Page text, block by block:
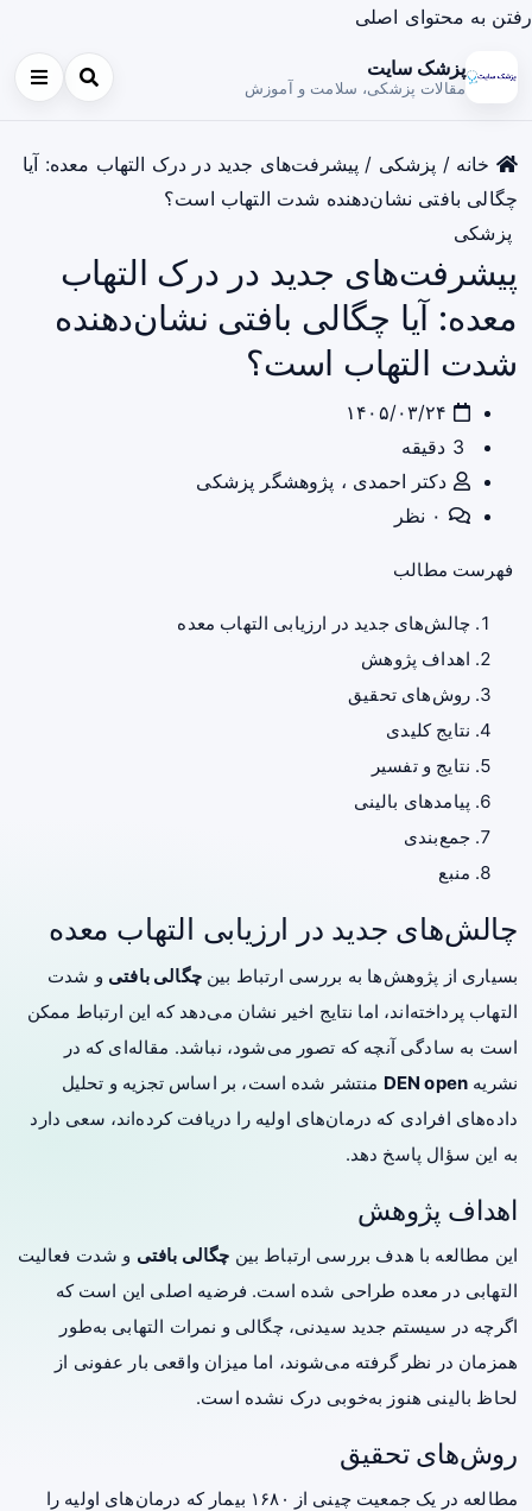
رفتن به محتوای اصلی
پزشک سایت
مقالات پزشکی، سلامت و آموزش
خانه / پزشکی / پیشرفت‌های جدید در درک التهاب معده: آیا
چگالی بافتی نشان‌دهنده شدت التهاب است؟
پزشکی
پیشرفت‌های جدید در درک التهاب
معده: آیا چگالی بافتی نشان‌دهنده
شدت التهاب است؟
دکتر احمدی ، پژوهشگر پزشکی
فهرست مطالب
چالش‌های جدید در ارزیابی التهاب معده
اهداف پژوهش
روش‌های تحقیق
نتایج کلیدی
نتایج و تفسیر
پیامدهای بالینی
جمع‌بندی
منبع
چالش‌های جدید در ارزیابی التهاب معده
بسیاری از پژوهش‌ها به بررسی ارتباط بینچگالی بافتی و شدت
التهاب پرداخته‌اند، اما نتایج اخیر نشان می‌دهد که این ارتباط ممکن
است به سادگی آنچه که تصور می‌شود، نباشد. مقاله‌ای که در
نشریه DEN open منتشر شده است، بر اساس تجزیه و تحلیل
داده‌های افرادی که درمان‌های اولیه را دریافت کرده‌اند، سعی دارد
به این سؤال پاسخ دهد.
اهداف پژوهش
این مطالعه با هدف بررسی ارتباط بین چگالی بافتی و شدت فعالیت
التهابی در معده طراحی شده است. فرضیه اصلی این است که
اگرچه در سیستم جدید سیدنی، چگالی و نمرات التهابی به‌طور
همزمان در نظر گرفته می‌شوند، اما میزان واقعی بار عفونی از
لحاظ بالینی هنوز به‌خوبی درک نشده است.
روش‌های تحقیق
مطالعه در یک جمعیت چینی از ۱۶۸۰ بیمار که درمان‌های اولیه را